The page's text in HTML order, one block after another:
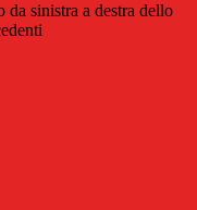
sinistra a destra dello